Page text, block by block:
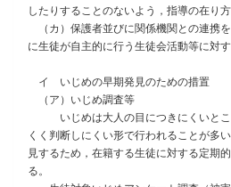
したりすることのないよう，指導の在り
（カ）保護者並びに関係機関との連携
に生徒が自主的に行う生徒会活動等に対す
イ いじめの早期発見のための措置
（ア）いじめ調査等
いじめは大人の目につきにくいとこ
くく判断しにくい形で行われることが多
見するため，在籍する生徒に対する定期
る。